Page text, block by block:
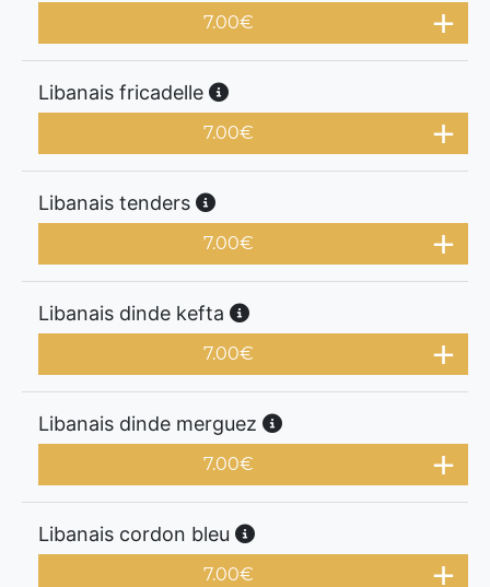
7.00€
Libanais fricadelle
7.00€
Libanais tenders
7.00€
Libanais dinde kefta
7.00€
Libanais dinde merguez
7.00€
Libanais cordon bleu
7.00€